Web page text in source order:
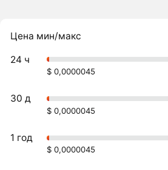
Цена мин/макс
24 ч
$ 0,0000045
30 д
$ 0,0000045
1 год
$ 0,0000045